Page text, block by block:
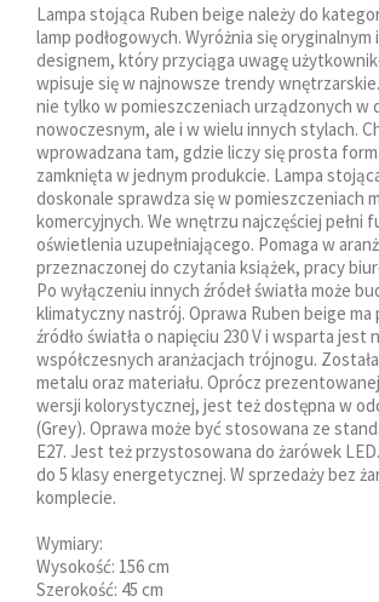
Lampa stojąca Ruben beige należy do
lamp podłogowych. Wyróżnia się
designem, który przyciąga uwagę
wpisuje się w najnowsze trendy
nie tylko w pomieszczeniach urządzonych w
nowoczesnym, ale i w wielu innych stylach.
wprowadzana tam, gdzie liczy się prosta
zamknięta w jednym produkcie. Lampa
doskonale sprawdza się w pomieszczeniach
komercyjnych. We wnętrzu najczęściej pełni
oświetlenia uzupełniającego. Pomaga w
przeznaczonej do czytania książek, pracy
Po wyłączeniu innych źródeł światła może
klimatyczny nastrój. Oprawa Ruben beige ma
źródło światła o napięciu 230 V i wsparta jest
współczesnych aranżacjach trójnogu.
metalu oraz materiału. Oprócz
wersji kolorystycznej, jest też dostępna w
(Grey). Oprawa może być stosowana ze
E27. Jest też przystosowana do żarówek
do 5 klasy energetycznej. W sprzedaży bez
komplecie.
Wymiary:
Wysokość: 156 cm
Szerokość: 45 cm